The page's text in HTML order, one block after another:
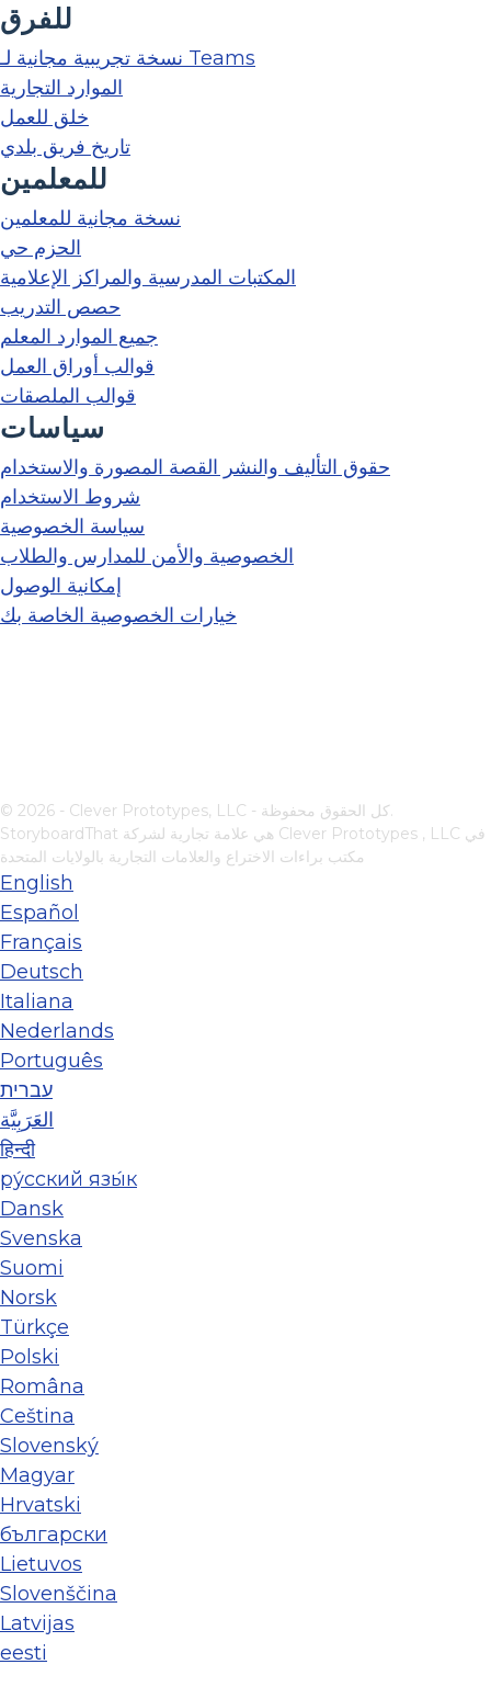
للفرق
نسخة تجريبية مجانية لـ Teams
الموارد التجارية
خلق للعمل
تاريخ فريق بلدي
للمعلمين
نسخة مجانية للمعلمين
الحزم حي
المكتبات المدرسية والمراكز الإعلامية
حصص التدريب
جميع الموارد المعلم
قوالب أوراق العمل
قوالب الملصقات
سياسات
حقوق التأليف والنشر القصة المصورة والاستخدام
شروط الاستخدام
سياسة الخصوصية
الخصوصية والأمن للمدارس والطلاب
إمكانية الوصول
خيارات الخصوصية الخاصة بك
Clever Prototypes , LLC
مكتب براءات الاختراع والعلامات التجارية بالولايات المتحدة
English
Español
Français
Deutsch
Italiana
Nederlands
Português
עברית
العَرَبِيَّة
हिन्दी
ру́сский язы́к
Dansk
Svenska
Suomi
Norsk
Türkçe
Polski
Româna
Ceština
Slovenský
Magyar
Hrvatski
български
Lietuvos
Slovenščina
Latvijas
eesti